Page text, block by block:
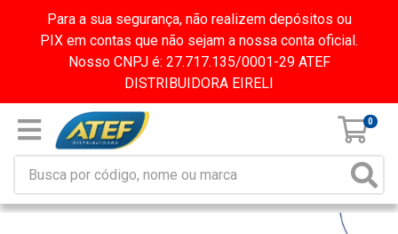
Para a sua segurança, não realizem depósitos ou
PIX em contas que não sejam a nossa conta oficial.
Nosso CNPJ é: 27.717.135/0001-29 ATEF
DISTRIBUIDORA EIRELI
0